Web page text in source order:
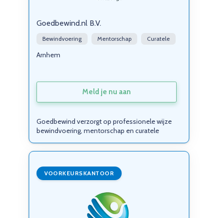
Goedbewind.nl B.V.
Bewindvoering Mentorschap Curatele
Arnhem
Meld je nu aan
Goedbewind verzorgt op professionele wijze
bewindvoering, mentorschap en curatele
VOORKEURSKANTOOR